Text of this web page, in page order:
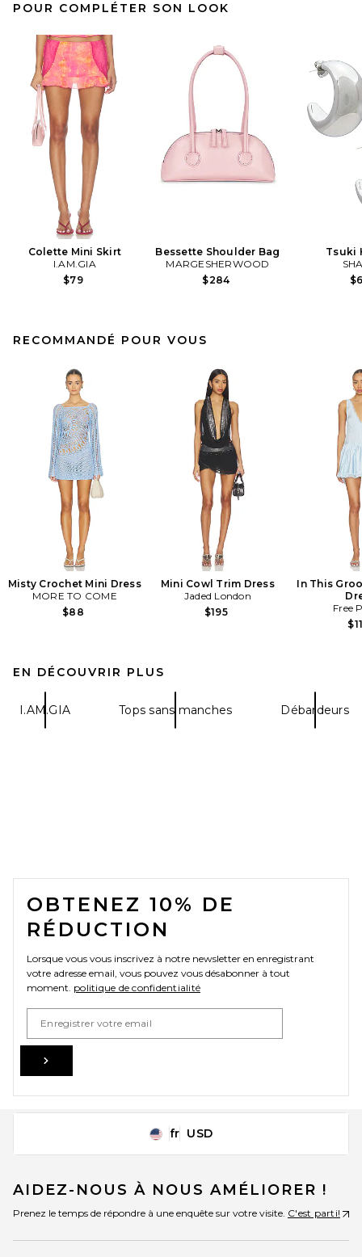
POUR COMPLÉTER SON LOOK
Colette Mini Skirt
I.AM.GIA
$79
Bessette Shoulder Bag
MARGESHERWOOD
$284
Tsuki
RECOMMANDÉ POUR VOUS
Misty Crochet Mini Dress
MORE TO COME
$88
Mini Cowl Trim Dress
Jaded London
$195
In This
Free
EN DÉCOUVRIR PLUS
I.AM.GIA Tops sans manches Débardeurs
FOOTER
OBTENEZ 10% DE
RÉDUCTION
Lorsque vous vous inscrivez à notre newsletter en enregistrant
votre adresse email, vous pouvez vous désabonner à tout
moment. politique de confidentialité
Change Country Regions
fr USD
AIDEZ-NOUS À NOUS AMÉLIORER !
Prenez le temps de répondre à une enquête sur votre visite. C'est parti!